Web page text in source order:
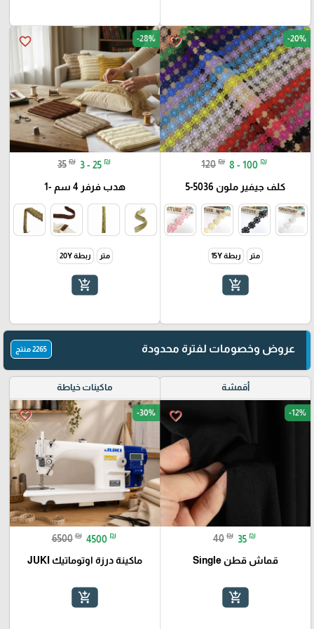
favorite_border -20%
120 ₪ 8 - 100 ₪
كلف جيفير ملون 5036-5
متر ربطة 15Y
add_shopping_cart
favorite_border -28%
35 ₪ 3 - 25 ₪
هدب فرفر 4 سم -1
متر ربطة 20Y
add_shopping_cart
عروض وخصومات لفترة محدودة 2265 منتج
أقمشة
favorite_border -12%
40 ₪ 35 ₪
قماش قطن Single
add_shopping_cart
ماكينات خياطة
favorite_border -30%
6500 ₪ 4500 ₪
ماكينة درزة اوتوماتيك JUKI
add_shopping_cart